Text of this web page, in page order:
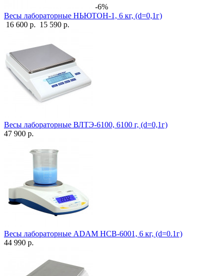
-6%
Весы лабораторные НЬЮТОН-1, 6 кг, (d=0,1г)
16 600 р. 15 590 р.
Весы лабораторные ВЛТЭ-6100, 6100 г, (d=0,1г)
47 900 р.
Весы лабораторные ADAM HCB-6001, 6 кг, (d=0.1г)
44 990 р.